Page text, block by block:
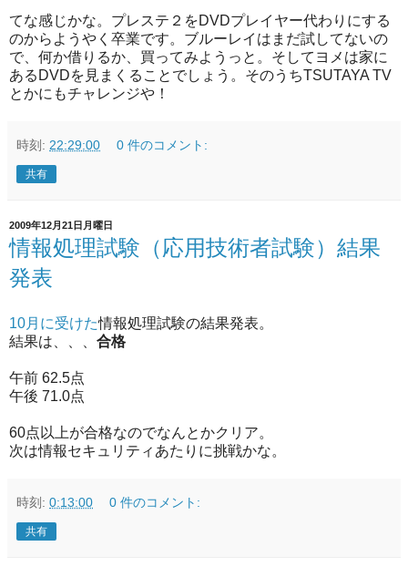
てな感じかな。プレステ２をDVDプレイヤー代わりにする
のからようやく卒業です。ブルーレイはまだ試してないの
で、何か借りるか、買ってみようっと。そしてヨメは家に
あるDVDを見まくることでしょう。そのうちTSUTAYA TV
とかにもチャレンジや！
時刻: 22:29:00 0 件のコメント:
共有
2009年12月21日月曜日
情報処理試験（応用技術者試験）結果
発表
10月に受けた情報処理試験の結果発表。
結果は、、、 合格
午前 62.5点
午後 71.0点
60点以上が合格なのでなんとかクリア。
次は情報セキュリティあたりに挑戦かな。
時刻: 0:13:00 0 件のコメント:
共有